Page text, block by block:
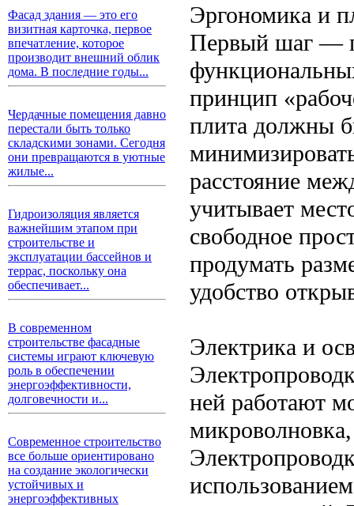
Фасад здания — это его
визитная карточка, первое
впечатление, которое
производит внешний облик
дома. В последние годы...
Чердачные помещения давно
перестали быть только
складскими зонами. Сегодня
они превращаются в уютные
жилые...
Гидроизоляция является
важнейшим этапом при
строительстве и
эксплуатации бассейнов и
террас, поскольку она
обеспечивает...
В современном
строительстве фасадные
системы играют ключевую
роль в обеспечении
энергоэффективности,
долговечности и...
Современное строительство
все больше ориентировано
на создание экологически
устойчивых и
энергоэффективных
Эргономика и
Первый шаг —
принцип
плита должны
расстояние
учитывает
свободное
продумать
удобство
Электрика и
ней работают